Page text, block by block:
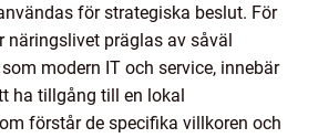
för strategiska beslut. För
näringslivet präglas av såväl
modern IT och service, innebär
ha tillgång till en lokal
förstår de specifika villkoren och